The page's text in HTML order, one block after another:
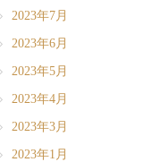
2023年7月
2023年6月
2023年5月
2023年4月
2023年3月
2023年1月